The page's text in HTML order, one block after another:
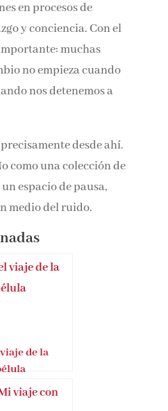
en procesos de
y conciencia. Con el
muchas
no empieza cuando
nos detenemos a
desde ahí.
como una colección de
espacio de pausa,
medio del ruido.
de la